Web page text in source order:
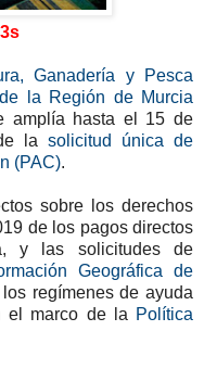
Ganadería y Pesca
la Región de Murcia
amplía hasta el 15 de
de lasolicitud única de
(PAC).
sobre los derechos
de los pagos directos
y las solicitudes de
Geográfica de
los regímenes de ayuda
el marco de la Política